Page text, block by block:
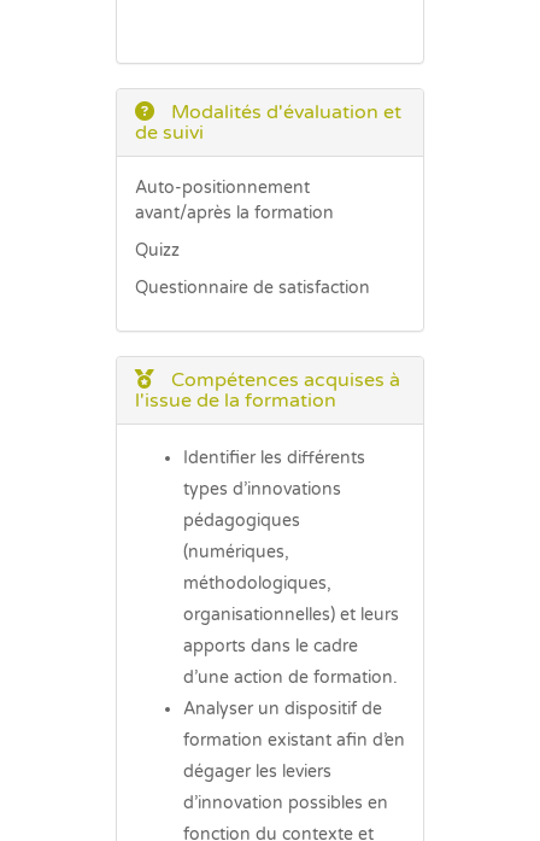
Modalités d'évaluation et
de suivi
Auto-positionnement
avant/après la formation
Quizz
Questionnaire de satisfaction
Compétences acquises à
l'issue de la formation
Identifier les différents
types d’innovations
pédagogiques
(numériques,
méthodologiques,
organisationnelles) et leurs
apports dans le cadre
d’une action de formation.
Analyser un dispositif de
formation existant afin d’en
dégager les leviers
d’innovation possibles en
fonction du contexte et